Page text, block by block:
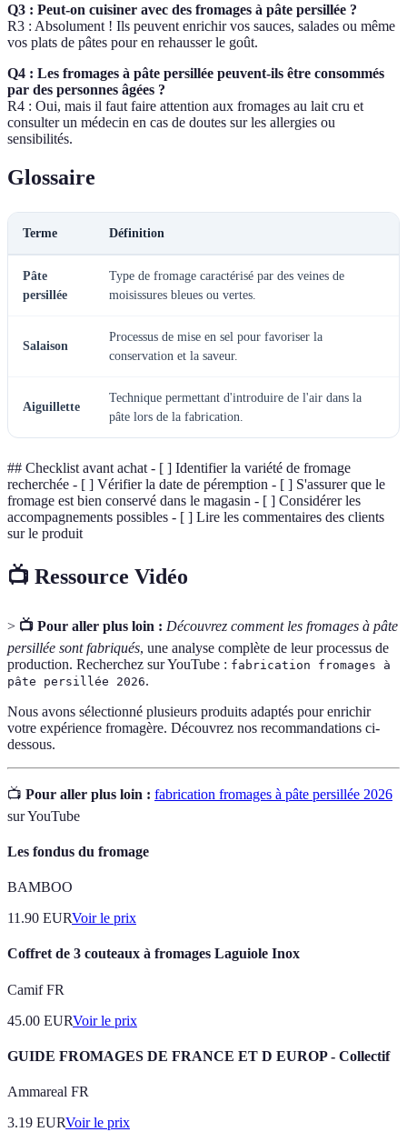
Q3 : Peut-on cuisiner avec des fromages à pâte persillée ?
R3 : Absolument ! Ils peuvent enrichir vos sauces, salades ou même
vos plats de pâtes pour en rehausser le goût.
Q4 : Les fromages à pâte persillée peuvent-ils être consommés
par des personnes âgées ?
R4 : Oui, mais il faut faire attention aux fromages au lait cru et
consulter un médecin en cas de doutes sur les allergies ou
sensibilités.
Glossaire
Terme Définition
Pâte
persillée
Type de fromage caractérisé par des veines de
moisissures bleues ou vertes.
Salaison
Processus de mise en sel pour favoriser la
conservation et la saveur.
Aiguillette
Technique permettant d'introduire de l'air dans la
pâte lors de la fabrication.
## Checklist avant achat - [ ] Identifier la variété de fromage
recherchée - [ ] Vérifier la date de péremption - [ ] S'assurer que le
fromage est bien conservé dans le magasin - [ ] Considérer les
accompagnements possibles - [ ] Lire les commentaires des clients
sur le produit
📺 Ressource Vidéo
> 📺 Pour aller plus loin : Découvrez comment les fromages à pâte
persillée sont fabriqués, une analyse complète de leur processus de
production. Recherchez sur YouTube : fabrication fromages à
pâte persillée 2026.
Nous avons sélectionné plusieurs produits adaptés pour enrichir
votre expérience fromagère. Découvrez nos recommandations ci-
dessous.
📺 Pour aller plus loin : fabrication fromages à pâte persillée 2026
sur YouTube
Les fondus du fromage
BAMBOO
11.90 EURVoir le prix
Coffret de 3 couteaux à fromages Laguiole Inox
Camif FR
45.00 EURVoir le prix
GUIDE FROMAGES DE FRANCE ET D EUROP - Collectif
Ammareal FR
3.19 EURVoir le prix